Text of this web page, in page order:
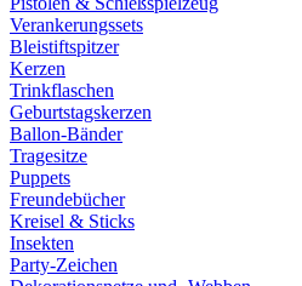
Verankerungssets
Bleistiftspitzer
Kerzen
Trinkflaschen
Geburtstagskerzen
Ballon-Bänder
Tragesitze
Puppets
Freundebücher
Kreisel & Sticks
Insekten
Party-Zeichen